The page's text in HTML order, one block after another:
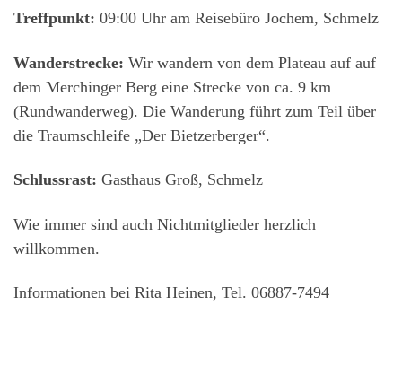
Treffpunkt: 09:00 Uhr am Reisebüro Jochem, Schmelz
Wanderstrecke: Wir wandern von dem Plateau auf auf
dem Merchinger Berg eine Strecke von ca. 9 km
(Rundwanderweg). Die Wanderung führt zum Teil über
die Traumschleife „Der Bietzerberger“.
Schlussrast: Gasthaus Groß, Schmelz
Wie immer sind auch Nichtmitglieder herzlich
willkommen.
Informationen bei Rita Heinen, Tel. 06887-7494